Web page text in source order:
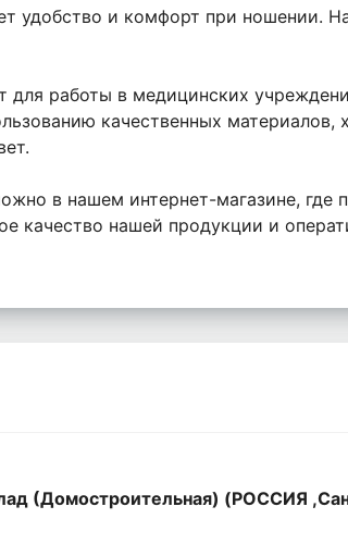
удобство и комфорт при ношении.
работы в медицинских
качественных материалов,
в нашем интернет-магазине,
качество нашей продукции и
(Домостроительная) (РОССИЯ